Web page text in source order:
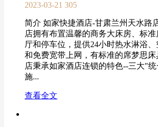
2023-03-21 305
简介 如家快捷酒店-甘肃兰州天水路
店拥有布置温馨的商务大床房、标
厅和停车位，提供24小时热水淋浴
和免费宽带上网，有标准的席梦思
店秉承如家酒店连锁的特色--三大"
施...
查看全文